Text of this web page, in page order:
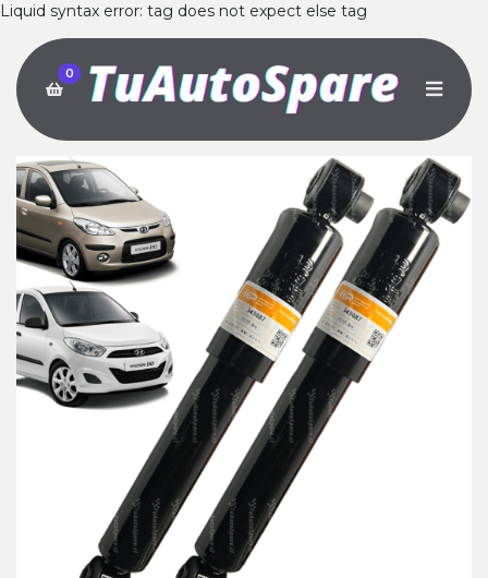
Liquid syntax error: tag does not expect else tag
0